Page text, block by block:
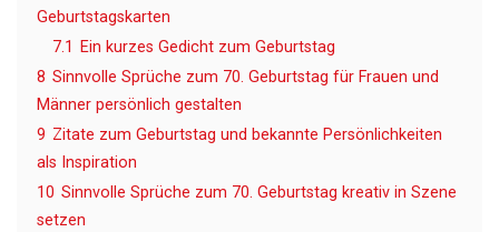
Geburtstagskarten
7.1
Ein kurzes Gedicht zum Geburtstag
8 Sinnvolle Sprüche zum 70. Geburtstag für Frauen und
Männer persönlich gestalten
9 Zitate zum Geburtstag und bekannte Persönlichkeiten
als Inspiration
10 Sinnvolle Sprüche zum 70. Geburtstag kreativ in Szene
setzen